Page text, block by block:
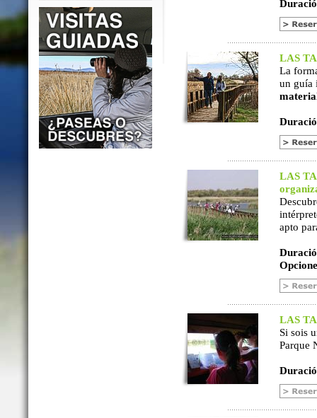
LAS
La
un guía
LAS
apto
LAS
Si sois
Parque